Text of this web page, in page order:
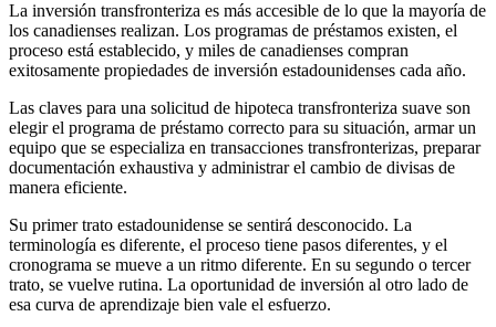
La inversión transfronteriza es más accesible de lo que la mayoría de
los canadienses realizan. Los programas de préstamos existen, el
proceso está establecido, y miles de canadienses compran
exitosamente propiedades de inversión estadounidenses cada año.
Las claves para una solicitud de hipoteca transfronteriza suave son
elegir el programa de préstamo correcto para su situación, armar un
equipo que se especializa en transacciones transfronterizas, preparar
documentación exhaustiva y administrar el cambio de divisas de
manera eficiente.
Su primer trato estadounidense se sentirá desconocido. La
terminología es diferente, el proceso tiene pasos diferentes, y el
cronograma se mueve a un ritmo diferente. En su segundo o tercer
trato, se vuelve rutina. La oportunidad de inversión al otro lado de
esa curva de aprendizaje bien vale el esfuerzo.